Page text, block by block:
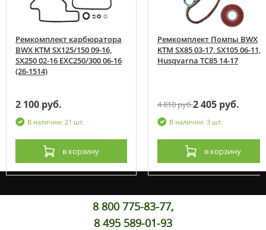
Ремкомплект карбюратора
BWX KTM SX125/150 09-16,
SX250 02-16 EXC250/300 06-16
(26-1514)
2 100 руб.
В наличии: 21 шт.
в корзину
Ремкомплект Помпы BWX
KTM SX85 03-17, SX105 06-11,
Husqvarna TC85 14-17
4 810 руб.2 405 руб.
В наличии: 3 шт.
в корзину
8 800 775-83-77,
8 495 589-01-93